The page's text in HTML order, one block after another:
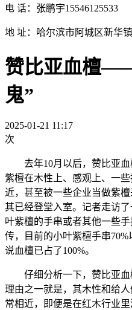
电 话：张鹏宇15546125533
地 址：哈尔滨市阿城区新华
赞比亚血檀
鬼”
2025-01-21 11:17
次
去年10月以后，赞比亚血
紫檀在木性上、感观上、一
近，甚至被一些企业当做紫
其已经登堂入室。记者走访
叶紫檀的手串或者其他一些
传，目前的小叶紫檀手串70%
说血檀已占了100%。
仔细分析一下，赞比亚血
理由之一就是，其木性和给
常相近，即便是在红木行业